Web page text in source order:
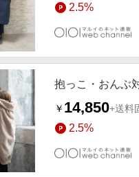
2.5%
抱っこ・おんぶ
￥ 14,850+送料
2.5%